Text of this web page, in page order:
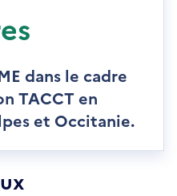
dans le cadre
TACCT en
et Occitanie.